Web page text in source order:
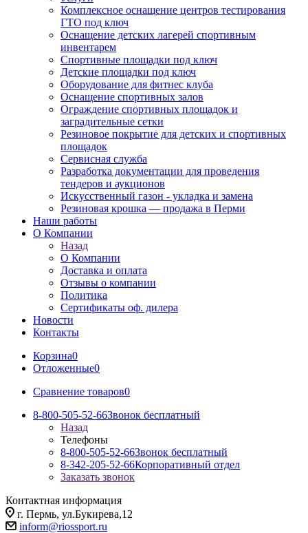
Комплексное оснащение центров тестирования
ГТО под ключ
Оснащение детских лагерей спортивным
инвентарем
Спортивные площадки под ключ
Детские площадки под ключ
Оборудование для фитнес клуба
Оснащение спортивных залов
Ограждение спортивных площадок и
заградительные сетки
Резиновое покрытие для детских и спортивных
площадок
Сервисная служба
Разработка документации для проведения
тендеров и аукционов
Искусственный газон - укладка и замена
Резиновая крошка — продажа в Перми
Наши работы
О Компании
Назад
О Компании
Доставка и оплата
Отзывы о компании
Политика
Сертификаты оф. дилера
Новости
Контакты
Корзина0
Отложенные0
Сравнение товаров0
8-800-505-52-66Звонок бесплатный
Назад
Телефоны
8-800-505-52-66Звонок бесплатный
8-342-205-52-66Корпоративный отдел
Заказать звонок
Контактная информация
г. Пермь, ул.Букирева,12
inform@riossport.ru